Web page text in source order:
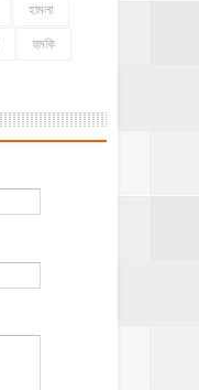
হামলা
হুমকি